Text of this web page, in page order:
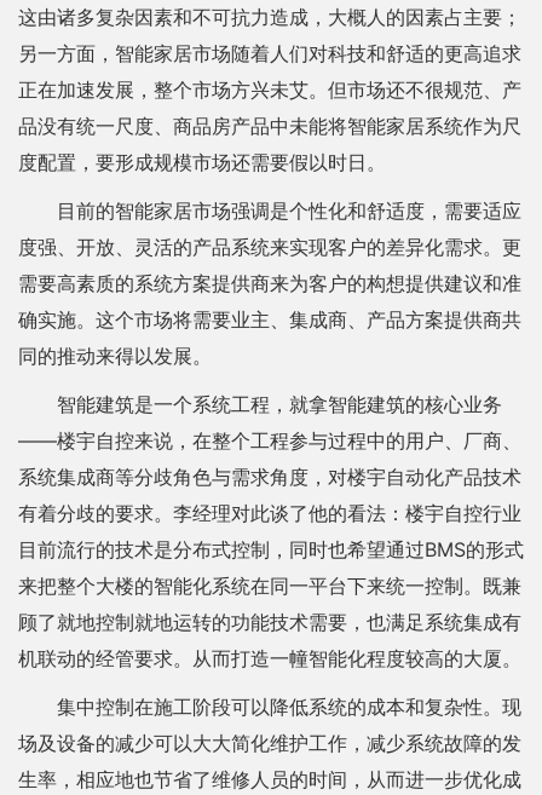
这由诸多复杂因素和不可抗力造成，大概人的因素占主要；
另一方面，智能家居市场随着人们对科技和舒适的更高追求
正在加速发展，整个市场方兴未艾。但市场还不很规范、产
品没有统一尺度、商品房产品中未能将智能家居系统作为尺
度配置，要形成规模市场还需要假以时日。
目前的智能家居市场强调是个性化和舒适度，需要适应
度强、开放、灵活的产品系统来实现客户的差异化需求。更
需要高素质的系统方案提供商来为客户的构想提供建议和准
确实施。这个市场将需要业主、集成商、产品方案提供商共
同的推动来得以发展。
智能建筑是一个系统工程，就拿智能建筑的核心业务
——楼宇自控来说，在整个工程参与过程中的用户、厂商、
系统集成商等分歧角色与需求角度，对楼宇自动化产品技术
有着分歧的要求。李经理对此谈了他的看法：楼宇自控行业
目前流行的技术是分布式控制，同时也希望通过BMS的形式
来把整个大楼的智能化系统在同一平台下来统一控制。既兼
顾了就地控制就地运转的功能技术需要，也满足系统集成有
机联动的经管要求。从而打造一幢智能化程度较高的大厦。
集中控制在施工阶段可以降低系统的成本和复杂性。现
场及设备的减少可以大大简化维护工作，减少系统故障的发
生率，相应地也节省了维修人员的时间，从而进一步优化成